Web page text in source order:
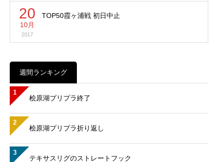
20
10月
2017
TOP50霞ヶ浦戦 初日中止
週間ランキング
1
桧原湖プリプラ終了
2
桧原湖プリプラ折り返し
3
テキサスリグのストレートフック